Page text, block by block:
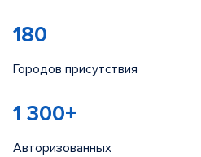
180
Городов присутствия
1 300+
Авторизованных